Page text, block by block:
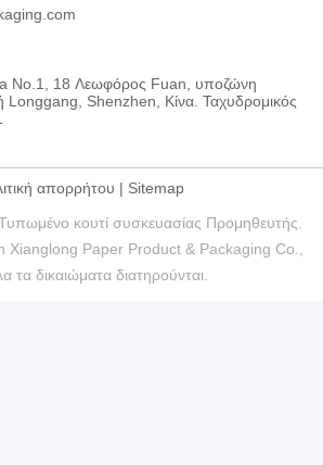
No.1, 18 Λεωφόρος Fuan, υποζώνη
Longgang, Shenzhen, Κίνα. Ταχυδρομικός
απορρήτου | Sitemap
κουτί συσκευασίας Προμηθευτής.
Xianglong Paper Product & Packaging Co.,
τα δικαιώματα διατηρούνται.